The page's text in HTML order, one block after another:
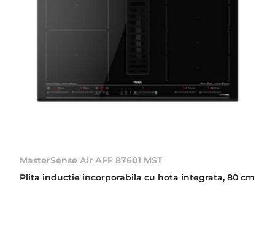
MasterSense Air AFF 87601 MST
Plita inductie incorporabila cu hota integrata, 80 cm